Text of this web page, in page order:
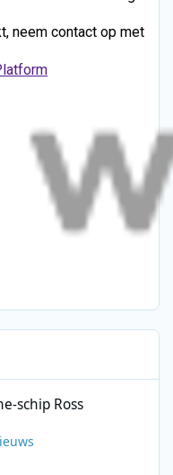
schip Ross